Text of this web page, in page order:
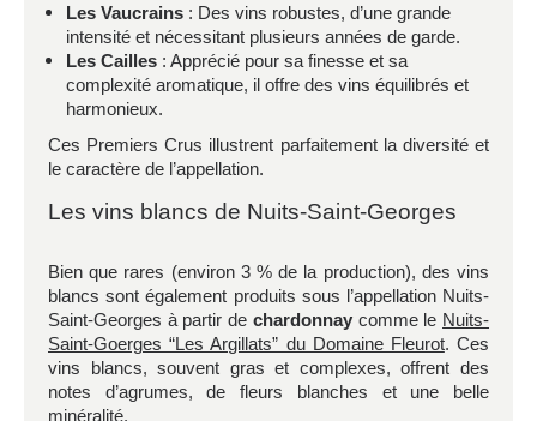
Les Vaucrains : Des vins robustes, d’une grande
intensité et nécessitant plusieurs années de garde.
Les Cailles : Apprécié pour sa finesse et sa
complexité aromatique, il offre des vins équilibrés et
harmonieux.
Ces Premiers Crus illustrent parfaitement la diversité et
le caractère de l’appellation.
Les vins blancs de Nuits-Saint-Georges
Bien que rares (environ 3 % de la production), des vins
blancs sont également produits sous l’appellation Nuits-
Saint-Georges à partir de chardonnay comme le Nuits-
Saint-Goerges “Les Argillats” du Domaine Fleurot. Ces
vins blancs, souvent gras et complexes, offrent des
notes d’agrumes, de fleurs blanches et une belle
minéralité.